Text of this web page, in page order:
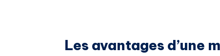
Les avantages d’une